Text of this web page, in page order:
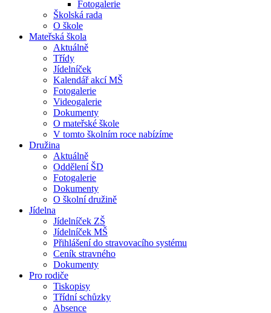
Fotogalerie
Školská rada
O škole
Mateřská škola
Aktuálně
Třídy
Jídelníček
Kalendář akcí MŠ
Fotogalerie
Videogalerie
Dokumenty
O mateřské škole
V tomto školním roce nabízíme
Družina
Aktuálně
Oddělení ŠD
Fotogalerie
Dokumenty
O školní družině
Jídelna
Jídelníček ZŠ
Jídelníček MŠ
Přihlášení do stravovacího systému
Ceník stravného
Dokumenty
Pro rodiče
Tiskopisy
Třídní schůzky
Absence